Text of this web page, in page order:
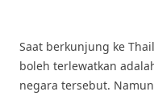
Saat berkunjung ke
boleh terlewatkan
negara tersebut.